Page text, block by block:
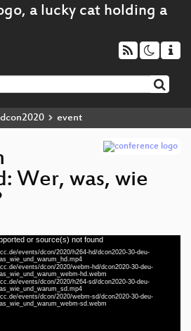
dcon2020 event
Wer, was, wie
or source(s) not found
events/dcon/2020/h264-hd/dcon2020-30-deu-
events/dcon/2020/webm-hd/dcon2020-30-deu-
hd.webm
events/dcon/2020/h264-sd/dcon2020-30-deu-
events/dcon/2020/webm-sd/dcon2020-30-deu-
sd.webm
deu 1080p (mp4)